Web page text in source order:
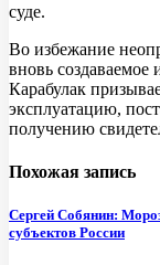
суде.
Во избежание
вновь
Карабулак
эксплуатацию,
получению
Похожая запись
Сергей Собянин:
субъектов России